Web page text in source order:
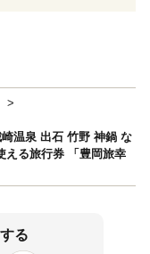
温泉 出石 竹野 神鍋 な
える旅行券 「豊岡旅幸
る